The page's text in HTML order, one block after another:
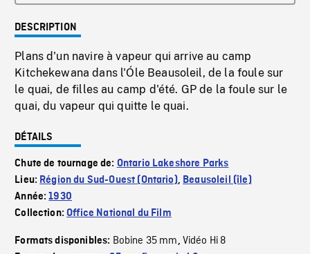
DESCRIPTION
Plans d'un navire à vapeur qui arrive au camp
Kitchekewana dans l'Óle Beausoleil, de la foule sur
le quai, de filles au camp d'été. GP de la foule sur le
quai, du vapeur qui quitte le quai.
DÉTAILS
Chute de tournage de: Ontario Lakeshore Parks
Lieu: Région du Sud-Ouest (Ontario), Beausoleil (île)
Année:1930
Collection:Office National du Film
Formats disponibles: Bobine 35 mm, Vidéo Hi 8